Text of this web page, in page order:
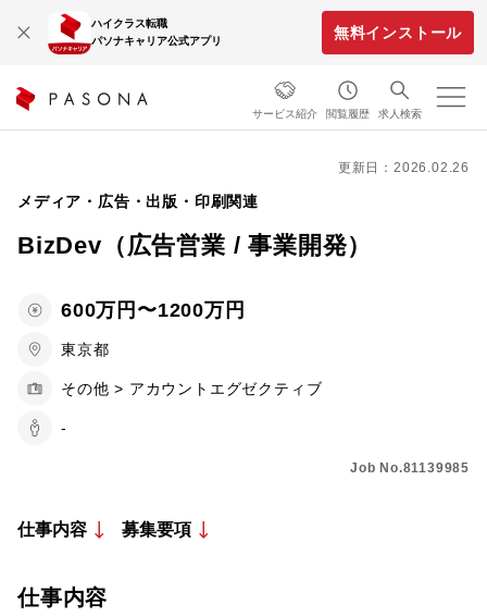
ハイクラス転職
パソナキャリア公式アプリ
無料インストール
サービス紹介 閲覧履歴 求人検索
更新日：2026.02.26
メディア・広告・出版・印刷関連
BizDev（広告営業 / 事業開発）
600万円〜1200万円
東京都
その他 > アカウントエグゼクティブ
-
Job No.81139985
仕事内容 募集要項
仕事内容